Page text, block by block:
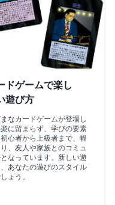
ドゲームで楽し
遊び方
なカードゲームが登場し
に留まらず、学びの要素
心者から上級者まで、幅
、友人や家族とのコミュ
なっています。新しい遊
あなたの遊びのスタイル
ょう。